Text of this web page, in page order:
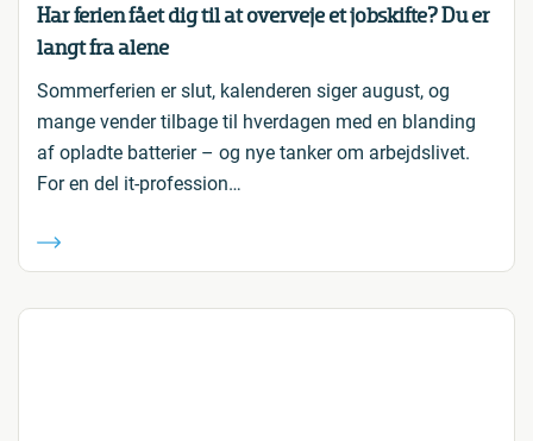
Har ferien fået dig til at overveje et jobskifte? Du er
langt fra alene
Sommerferien er slut, kalenderen siger august, og
mange vender tilbage til hverdagen med en blanding
af opladte batterier – og nye tanker om arbejdslivet.
For en del it-profession…